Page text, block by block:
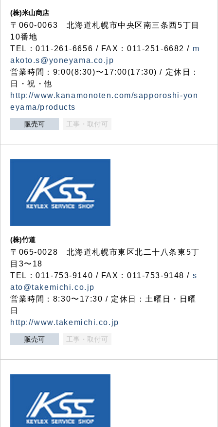
(株)米山商店
〒060-0063 北海道札幌市中央区南三条西5丁目
10番地
TEL：011-261-6656 / FAX：011-251-6682 / m
akoto.s@yoneyama.co.jp
営業時間：9:00(8:30)〜17:00(17:30) / 定休日：
日・祝・他
http://www.kanamonoten.com/sapporoshi-yon
eyama/products
販売可 工事・取付可
(株)竹道
〒065-0028 北海道札幌市東区北二十八条東5丁
目3〜18
TEL：011-753-9140 / FAX：011-753-9148 / s
ato@takemichi.co.jp
営業時間：8:30〜17:30 / 定休日：土曜日・日曜
日
http://www.takemichi.co.jp
販売可 工事・取付可